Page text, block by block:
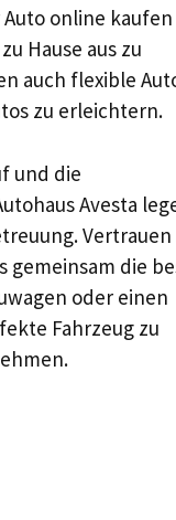
online kaufen
Hause aus zu
auch flexible
zu erleichtern.
und die
Avesta
Vertrauen
gemeinsam die
oder einen
Fahrzeug zu